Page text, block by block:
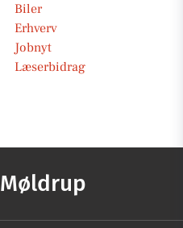
Biler
Erhverv
Jobnyt
Læserbidrag
Møldrup